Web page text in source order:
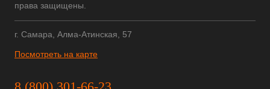
права защищены.
г. Самара, Алма-Атинская, 57
Посмотреть на карте